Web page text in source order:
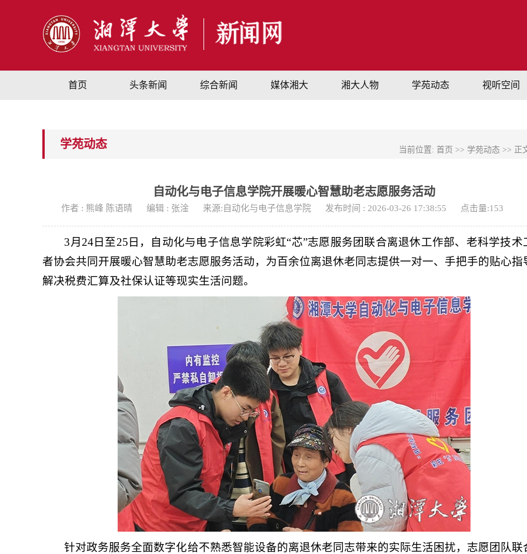
首页 头条新闻 综合新闻 媒体湘大 湘大人物 学苑动态 视听空间
当前位置: 首页 >> 学苑动态 >> 正
学苑动态
自动化与电子信息学院开展暖心智慧助老志愿服务活动
作者 : 熊峰 陈语晴 编辑 : 张淦 来源:自动化与电子信息学院 发布时间 : 2026-03-26 17:38:55 点击量:153
3月24日至25日，自动化与电子信息学院彩虹“芯”志愿服务团联合离退休工作部、老科学技术
者协会共同开展暖心智慧助老志愿服务活动，为百余位离退休老同志提供一对一、手把手的贴心指
解决税费汇算及社保认证等现实生活问题。
针对政务服务全面数字化给不熟悉智能设备的离退休老同志带来的实际生活困扰，志愿团队联